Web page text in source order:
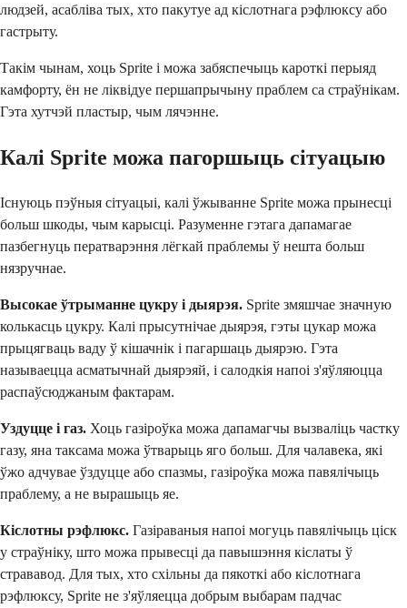
людзей, асабліва тых, хто пакутуе ад кіслотнага рэфлюксу або
гастрыту.
Такім чынам, хоць Sprite і можа забяспечыць кароткі перыяд
камфорту, ён не ліквідуе першапрычыну праблем са страўнікам.
Гэта хутчэй пластыр, чым лячэнне.
Калі Sprite можа пагоршыць сітуацыю
Існуюць пэўныя сітуацыі, калі ўжыванне Sprite можа прынесці
больш шкоды, чым карысці. Разуменне гэтага дапамагае
пазбегнуць ператварэння лёгкай праблемы ў нешта больш
нязручнае.
Высокае ўтрыманне цукру і дыярэя. Sprite змяшчае значную
колькасць цукру. Калі прысутнічае дыярэя, гэты цукар можа
прыцягваць ваду ў кішачнік і пагаршаць дыярэю. Гэта
называецца асматычнай дыярэяй, і салодкія напоі з'яўляюцца
распаўсюджаным фактарам.
Уздуцце і газ. Хоць газіроўка можа дапамагчы вызваліць частку
газу, яна таксама можа ўтварыць яго больш. Для чалавека, які
ўжо адчувае ўздуцце або спазмы, газіроўка можа павялічыць
праблему, а не вырашыць яе.
Кіслотны рэфлюкс. Газіраваныя напоі могуць павялічыць ціск
у страўніку, што можа прывесці да павышэння кіслаты ў
стрававод. Для тых, хто схільны да пякоткі або кіслотнага
рэфлюксу, Sprite не з'яўляецца добрым выбарам падчас